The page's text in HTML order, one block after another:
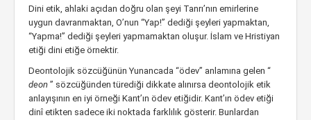
Dini etik, ahlaki açıdan doğru olan şeyi Tanrı’nın emirlerine
uygun davranmaktan, O’nun “Yap!” dediği şeyleri yapmaktan,
“Yapma!” dediği şeyleri yapmamaktan oluşur. İslam ve Hristiyan
etiği dini etiğe örnektir.
Deontolojik sözcüğünün Yunancada “ödev” anlamına gelen “
deon ” sözcüğünden türediği dikkate alınırsa deontolojik etik
anlayışının en iyi örneği Kant’ın ödev etiğidir. Kant’ın ödev etiği
dinî etikten sadece iki noktada farklılık gösterir. Bunlardan